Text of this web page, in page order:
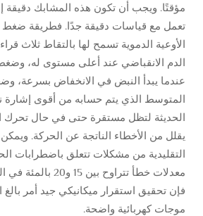
مؤقتًا. ويجب أن تكون هذه المشابك دقيقة
تعمل مع قياسات دقيقة جدًا. فطريقة ضغط
الأوعية الدموية تسمح لها بالتقاط ثلاث
الدم الانقباضي عند أعلى مستوى له،
عندما يبدأ النبض في الانخفاض بسرعة،
المتوسط الذي يتم حسابه من أقوى
الحديثة لتظل مستقرة حتى في حال تحرك
يقلل من الأخطاء الناتجة عن الحركة.
التقليدية من مشكلات تتعلق باضطرابات
معدلات خطأ تتراوح
فإن تحقيق استقرار ميكانيكي جيد أمر
موجات كهربائية واضحة.